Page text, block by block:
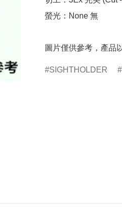
螢光：None 無
圖片僅供參考，產品
SIGHTHOLDER